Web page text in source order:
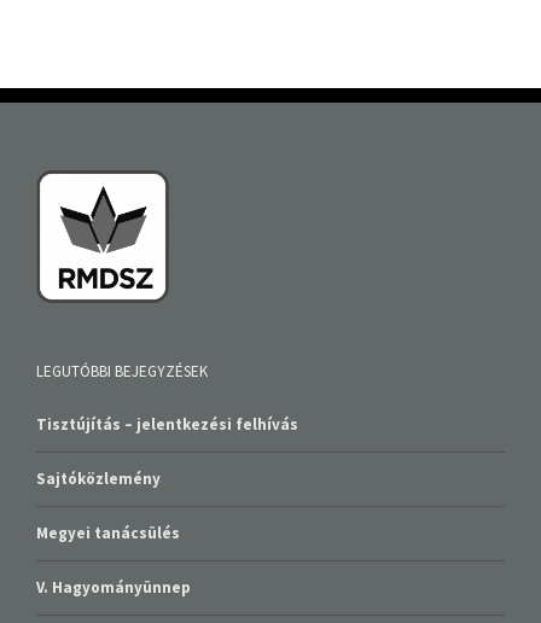
LEGUTÓBBI BEJEGYZÉSEK
Tisztújítás – jelentkezési felhívás
Sajtóközlemény
Megyei tanácsülés
V. Hagyományünnep